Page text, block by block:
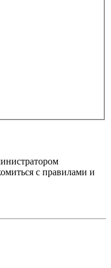
с правилами и